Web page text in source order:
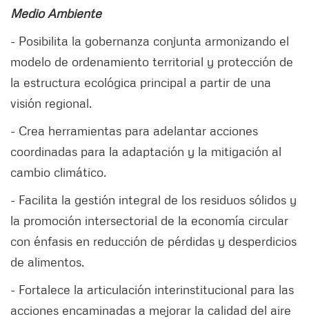
Medio Ambiente
- Posibilita la gobernanza conjunta armonizando el
modelo de ordenamiento territorial y protección de
la estructura ecológica principal a partir de una
visión regional.
- Crea herramientas para adelantar acciones
coordinadas para la adaptación y la mitigación al
cambio climático.
- Facilita la gestión integral de los residuos sólidos y
la promoción intersectorial de la economía circular
con énfasis en reducción de pérdidas y desperdicios
de alimentos.
- Fortalece la articulación interinstitucional para las
acciones encaminadas a mejorar la calidad del aire